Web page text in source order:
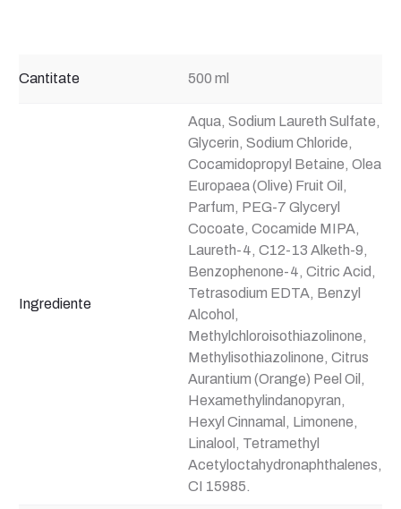
Cantitate 500 ml
Ingrediente
Aqua, Sodium Laureth Sulfate,
Glycerin, Sodium Chloride,
Cocamidopropyl Betaine, Olea
Europaea (Olive) Fruit Oil,
Parfum, PEG-7 Glyceryl
Cocoate, Cocamide MIPA,
Laureth-4, C12-13 Alketh-9,
Benzophenone-4, Citric Acid,
Tetrasodium EDTA, Benzyl
Alcohol,
Methylchloroisothiazolinone,
Methylisothiazolinone, Citrus
Aurantium (Orange) Peel Oil,
Hexamethylindanopyran,
Hexyl Cinnamal, Limonene,
Linalool, Tetramethyl
Acetyloctahydronaphthalenes,
CI 15985.